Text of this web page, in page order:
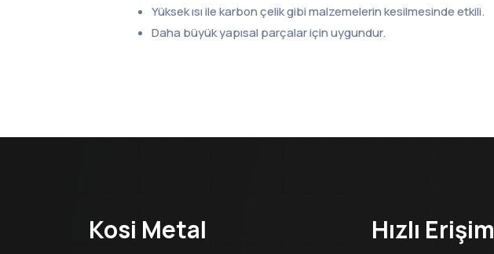
Yüksek ısı ile karbon çelik gibi malzemelerin kesilmesinde etkili.
Daha büyük yapısal parçalar için uygundur.
Kosi Metal Hızlı Erişim